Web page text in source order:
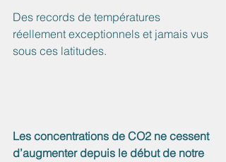
Des records de températures
réellement exceptionnels et jamais vus
sous ces latitudes.
Les concentrations de CO2 ne cessent
d’augmenter depuis le début de notre